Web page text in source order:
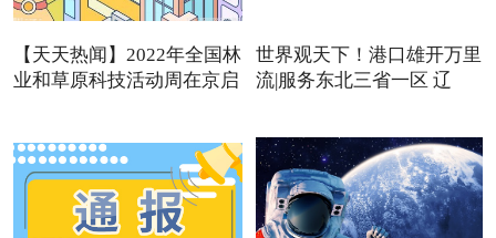
【天天热闻】2022年全国林
业和草原科技活动周在京启
世界观天下！港口雄开万里
流|服务东北三省一区 辽